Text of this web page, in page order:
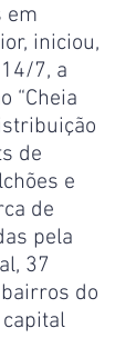
em
iniciou,
7, a
“Cheia
de
e
de
pela
37
do